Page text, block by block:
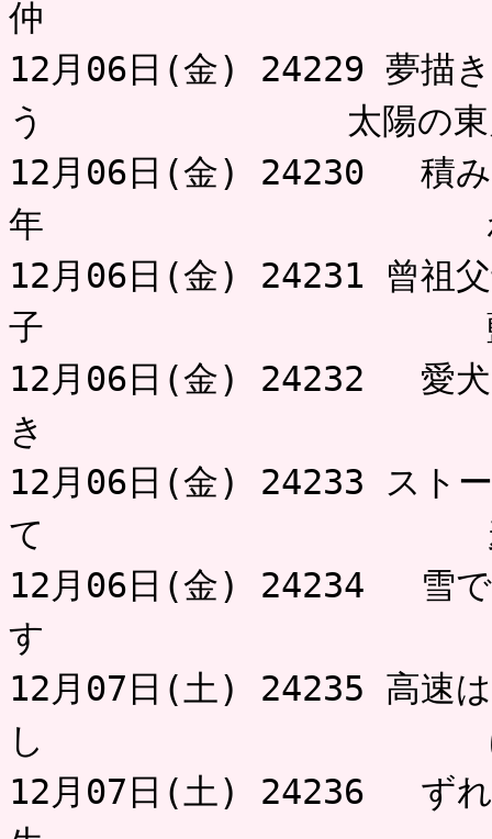
仲 ク
12月06日(金) 24229 夢描き
う 太陽の東月
12月06日(金) 24230 積み
年 わび
12月06日(金) 24231 曾祖父
子
12月06日(金) 24232 愛犬
き
12月06日(金) 24233 ストー
て
12月06日(金) 24234 雪で
す
12月07日(土) 24235 高速は
し にゃ
12月07日(土) 24236 ずれ